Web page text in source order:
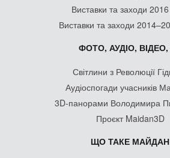
Виставки та заходи
Виставки та заходи
ФОТО, АУДІО, ВІДЕО,
Світлини з Революції
Аудіоспогади учасників
3D-панорами Володимира
Проєкт Maidan3D
ЩО ТАКЕ МАЙДАН